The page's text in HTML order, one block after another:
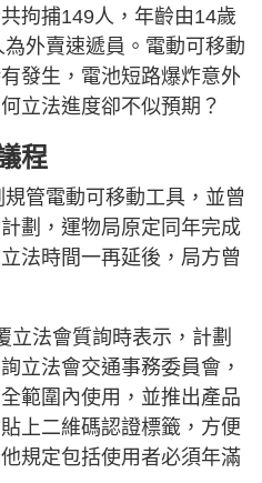
拘捕149人，年齡由14歲
外賣速遞員。電動可移動
發生，電池短路爆炸意外
立法進度卻不似預期？
程
管電動可移動工具，並曾
劃，運物局原定同年完成
法時間一再延後，局方曾
立法會質詢時表示，計劃
立法會交通事務委員會，
範圍內使用，並推出產品
上二維碼認證標籤，方便
規定包括使用者必須年滿